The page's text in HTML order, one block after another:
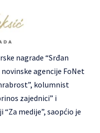
nagrade “Srđan
agencije FoNet
kolumnist
zajednici” i
medije”, saopćio je